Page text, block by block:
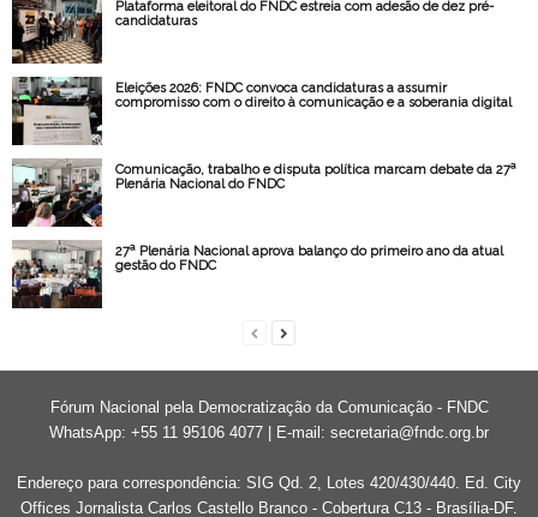
Plataforma eleitoral do FNDC estreia com adesão de dez pré-
candidaturas
Eleições 2026: FNDC convoca candidaturas a assumir
compromisso com o direito à comunicação e a soberania digital
Comunicação, trabalho e disputa política marcam debate da 27ª
Plenária Nacional do FNDC
27ª Plenária Nacional aprova balanço do primeiro ano da atual
gestão do FNDC
Fórum Nacional pela Democratização da Comunicação - FNDC
WhatsApp: +55 11 95106 4077 | E-mail: secretaria@fndc.org.br
Endereço para correspondência: SIG Qd. 2, Lotes 420/430/440. Ed. City
Offices Jornalista Carlos Castello Branco - Cobertura C13 - Brasília-DF.